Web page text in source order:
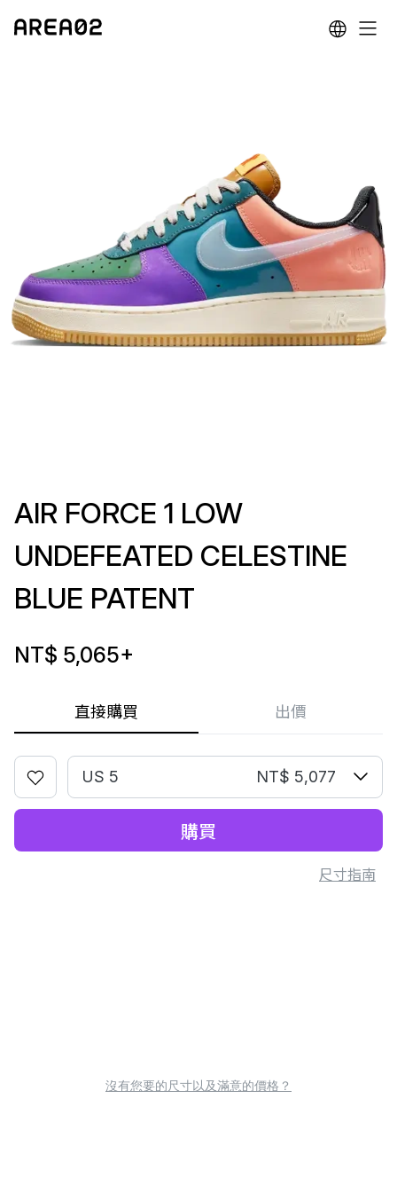
直接購買 出價
AIR FORCE 1 LOW
UNDEFEATED CELESTINE
BLUE PATENT
NT$ 5,065+
US 5 NT$ 5,077
購買
尺寸指南
沒有您要的尺寸以及滿意的價格？